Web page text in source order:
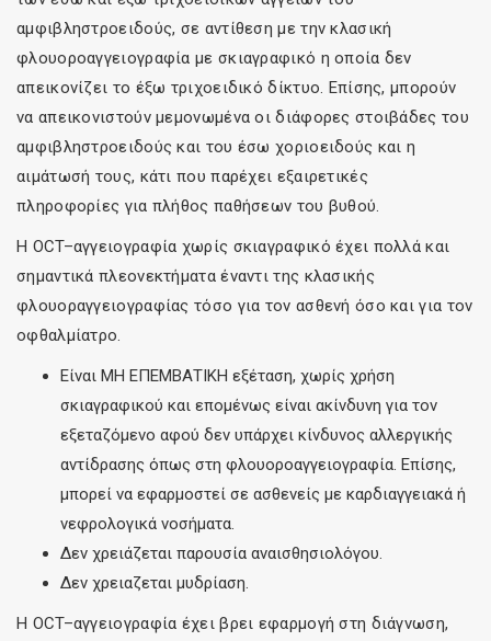
αμφιβληστροειδούς, σε αντίθεση με την κλασική
φλουοροαγγειογραφία με σκιαγραφικό η οποία δεν
απεικονίζει το έξω τριχοειδικό δίκτυο. Επίσης, μπορούν
να απεικονιστούν μεμονωμένα οι διάφορες στοιβάδες του
αμφιβληστροειδούς και του έσω χοριοειδούς και η
αιμάτωσή τους, κάτι που παρέχει εξαιρετικές
πληροφορίες για πλήθος παθήσεων του βυθού.
Η OCT–αγγειογραφία χωρίς σκιαγραφικό έχει πολλά και
σημαντικά πλεονεκτήματα έναντι της κλασικής
φλουοραγγειογραφίας τόσο για τον ασθενή όσο και για τον
οφθαλμίατρο.
Είναι ΜΗ ΕΠΕΜΒΑΤΙΚΗ εξέταση, χωρίς χρήση
σκιαγραφικού και επομένως είναι ακίνδυνη για τον
εξεταζόμενο αφού δεν υπάρχει κίνδυνος αλλεργικής
αντίδρασης όπως στη φλουοροαγγειογραφία. Επίσης,
μπορεί να εφαρμοστεί σε ασθενείς με καρδιαγγειακά ή
νεφρολογικά νοσήματα.
Δεν χρειάζεται παρουσία αναισθησιολόγου.
Δεν χρειαζεται μυδρίαση.
Η OCT–αγγειογραφία έχει βρει εφαρμογή στη διάγνωση,